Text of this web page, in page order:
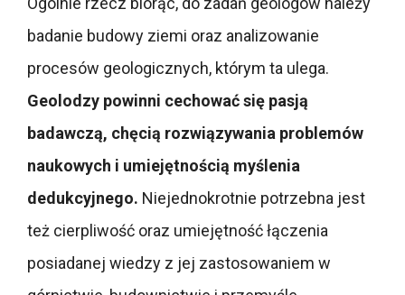
badanie budowy ziemi oraz analizowanie
procesów geologicznych, którym ta ulega.
Geolodzy powinni cechować się pasją
badawczą, chęcią rozwiązywania problemów
naukowych i umiejętnością myślenia
dedukcyjnego. Niejednokrotnie potrzebna jest
też cierpliwość oraz umiejętność łączenia
posiadanej wiedzy z jej zastosowaniem w